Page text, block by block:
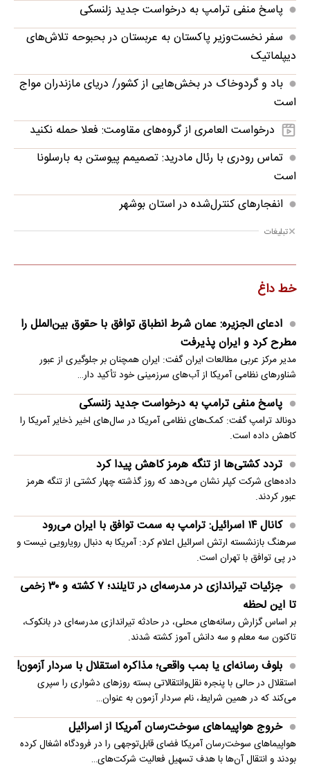
پاسخ منفی ترامپ به درخواست جدید زلنسکی
سفر نخست‌وزیر پاکستان به عربستان در بحبوحه تلاش‌های
دیپلماتیک
باد و گردوخاک در بخش‌هایی از کشور/ دریای مازندران مواج
است
درخواست العامری از گروه‌های مقاومت: فعلا حمله نکنید
تماس رودری با رئال مادرید: تصمیمم پیوستن به بارسلونا
است
انفجارهای کنترل‌شده در استان بوشهر
تبلیغات
خط داغ
ادعای الجزیره: عمان شرط انطباق توافق با حقوق بین‌الملل را
مطرح کرد و ایران پذیرفت
مدیر مرکز عربی مطالعات ایران گفت: ایران همچنان بر جلوگیری از عبور
شناورهای نظامی آمریکا از آب‌های سرزمینی خود تأکید دار…
پاسخ منفی ترامپ به درخواست جدید زلنسکی
دونالد ترامپ گفت: کمک‌های نظامی آمریکا در سال‌های اخیر ذخایر آمریکا را
کاهش داده است.
تردد کشتی‌ها از تنگه هرمز کاهش پیدا کرد
داده‌های شرکت کپلر نشان می‌دهد که روز گذشته چهار کشتی از تنگه هرمز
عبور کردند.
کانال ۱۴ اسرائیل: ترامپ به سمت توافق با ایران می‌رود
سرهنگ بازنشسته ارتش اسرائیل اعلام کرد: آمریکا به دنبال رویارویی نیست و
در پی توافق با تهران است.
جزئیات تیراندازی در مدرسه‌ای در تایلند؛ ۷ کشته و ۳۰ زخمی
تا این لحظه
بر اساس گزارش رسانه‌های محلی، در حادثه تیراندازی مدرسه‌ای در بانکوک،
تاکنون سه معلم و سه دانش آموز کشته شدند.
بلوف رسانه‌ای یا بمب واقعی؛ مذاکره استقلال با سردار آزمون!
استقلال در حالی با پنجره نقل‌وانتقالاتی بسته روزهای دشواری را سپری
می‌کند که در همین شرایط، نام سردار آزمون به عنوان…
خروج هواپیماهای سوخت‌رسان آمریکا از اسرائیل
هواپیماهای سوخت‌رسان آمریکا فضای قابل‌توجهی را در فرودگاه اشغال کرده
بودند و انتقال آن‌ها با هدف تسهیل فعالیت شرکت‌های…